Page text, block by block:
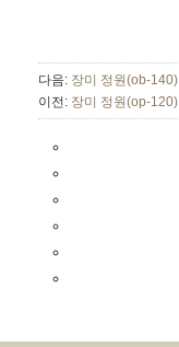
다음: 장미 정원(ob-140)
이전: 장미 정원(op-120)